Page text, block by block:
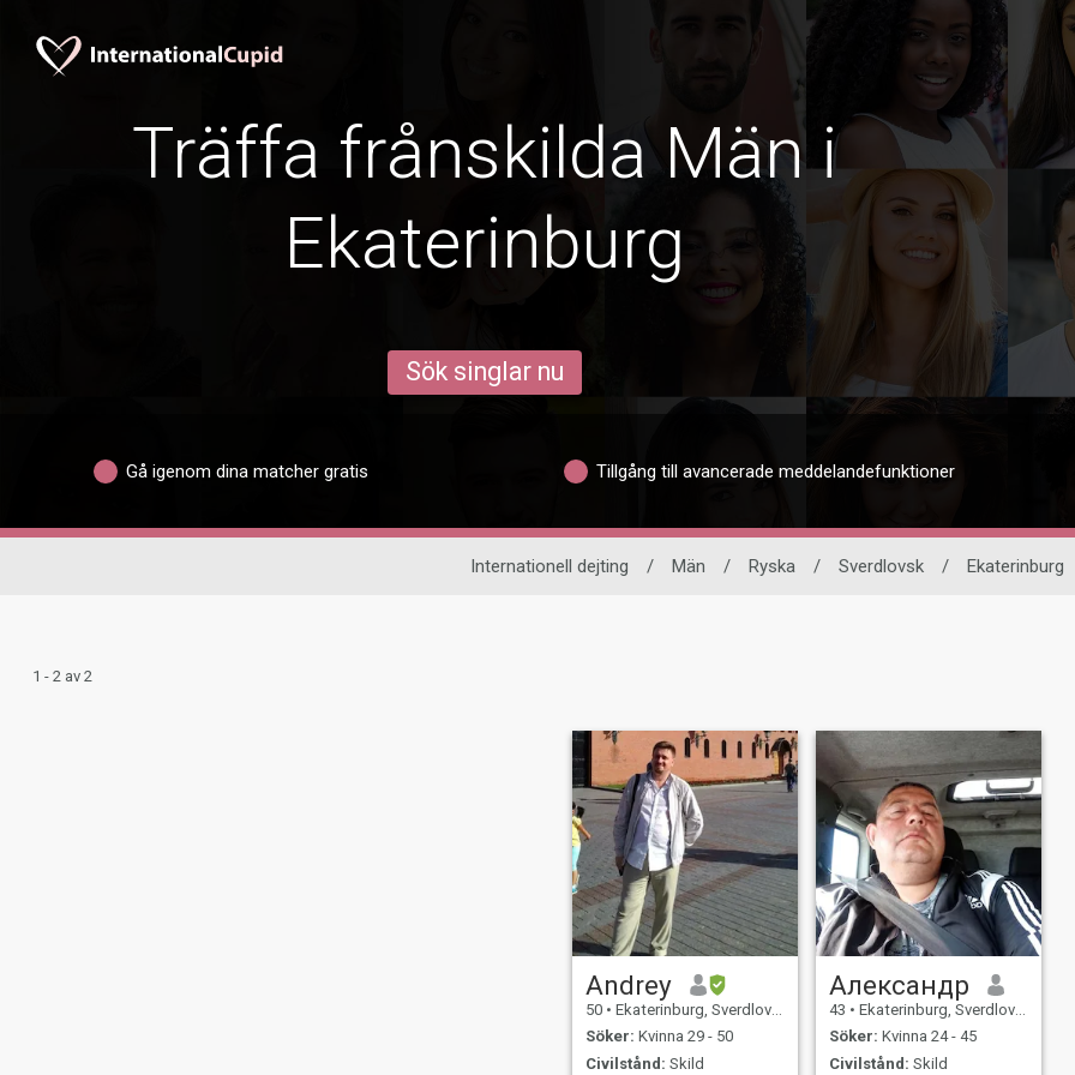
Träffa frånskilda Män i
Ekaterinburg
Sök singlar nu
Gå igenom dina matcher gratis Tillgång till avancerade meddelandefunktioner
Internationell dejting / Män / Ryska / Sverdlovsk / Ekaterinburg
1 - 2 av 2
Andrey
50 • Ekaterinburg, Sverdlovsk, Ryssland
Söker: Kvinna 29 - 50
Civilstånd: Skild
Александр
43 • Ekaterinburg, Sverdlovsk, Ryssland
Söker: Kvinna 24 - 45
Civilstånd: Skild